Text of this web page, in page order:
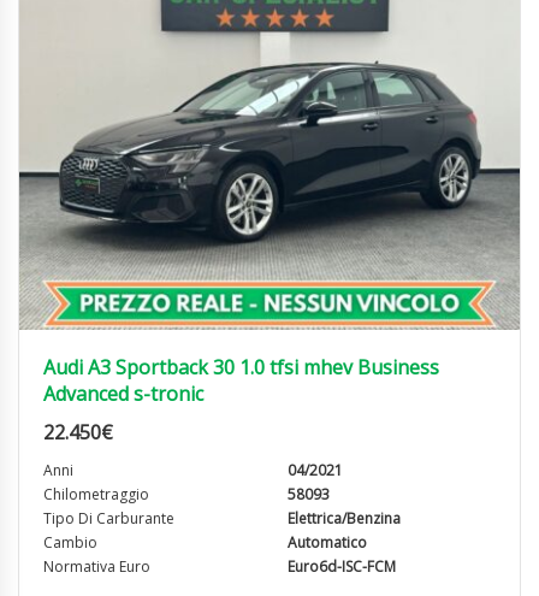
Audi A3 Sportback 30 1.0 tfsi mhev Business
Advanced s-tronic
22.450€
Anni
04/2021
Chilometraggio
58093
Tipo Di Carburante
Elettrica/Benzina
Cambio
Automatico
Normativa Euro
Euro6d-ISC-FCM